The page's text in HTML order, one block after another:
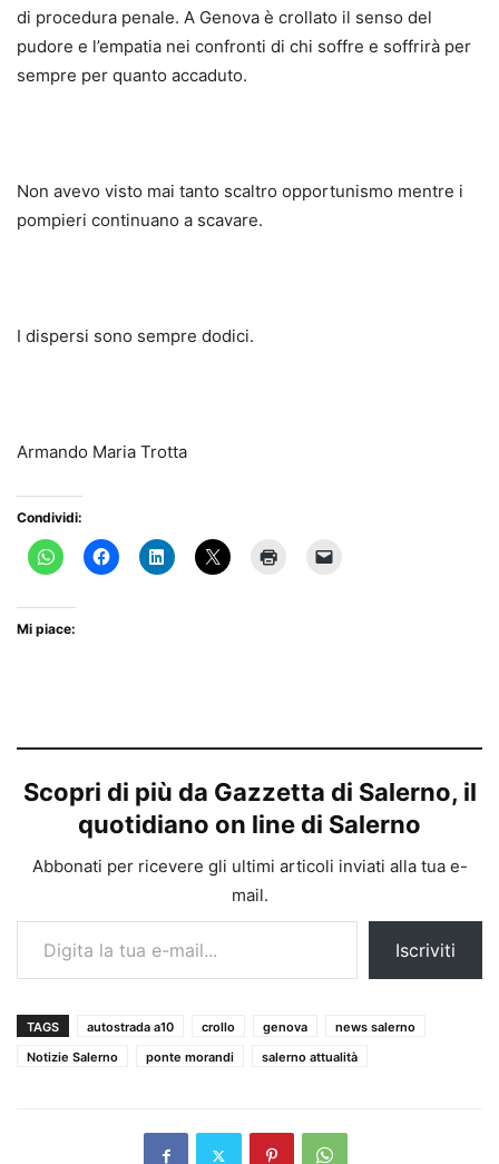
di procedura penale. A Genova è crollato il senso del
pudore e l’empatia nei confronti di chi soffre e soffrirà per
sempre per quanto accaduto.
Non avevo visto mai tanto scaltro opportunismo mentre i
pompieri continuano a scavare.
I dispersi sono sempre dodici.
Armando Maria Trotta
Condividi:
Mi piace:
Scopri di più da Gazzetta di Salerno, il
quotidiano on line di Salerno
Abbonati per ricevere gli ultimi articoli inviati alla tua e-
mail.
Digita la tua e-mail...
Iscriviti
TAGS autostrada a10 crollo genova
news salerno
Notizie Salerno
ponte morandi salerno attualità